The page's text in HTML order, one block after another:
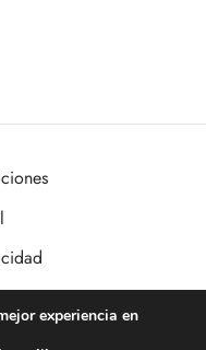
Domótica y Seguridad al
experiencia en